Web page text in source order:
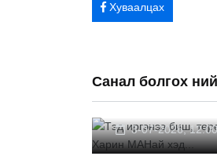
Хуваалцах
Санал болгох
“тураах”
Харин МАНай
3-07-2026, 12:00